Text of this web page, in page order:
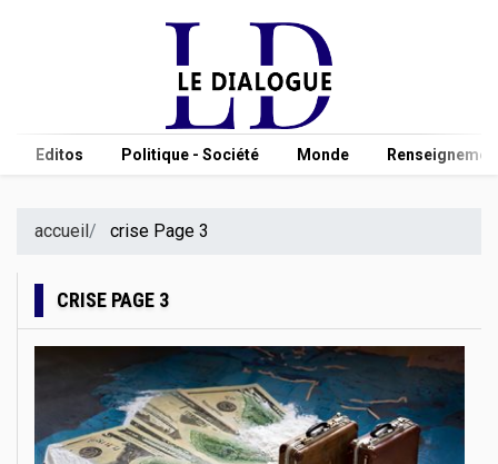
Editos Politique - Société Monde
accueil crise Page 3
CRISE PAGE 3